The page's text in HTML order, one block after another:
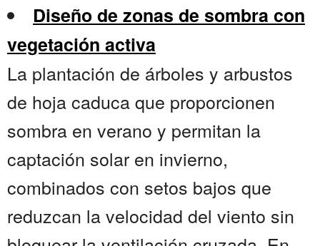
Diseño de zonas de sombra con
vegetación activa
La plantación de árboles y arbustos
de hoja caduca que proporcionen
sombra en verano y permitan la
captación solar en invierno,
combinados con setos bajos que
reduzcan la velocidad del viento sin